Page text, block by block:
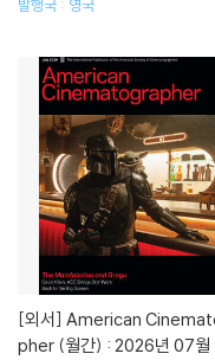
발행국 : 영국
[외서]
pher (월간) : 2026년 07월